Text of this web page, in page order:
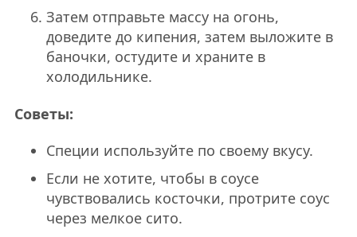
Затем отправьте массу на огонь,
доведите до кипения, затем выложите в
баночки, остудите и храните в
холодильнике.
Советы:
Специи используйте по своему вкусу.
Если не хотите, чтобы в соусе
чувствовались косточки, протрите соус
через мелкое сито.